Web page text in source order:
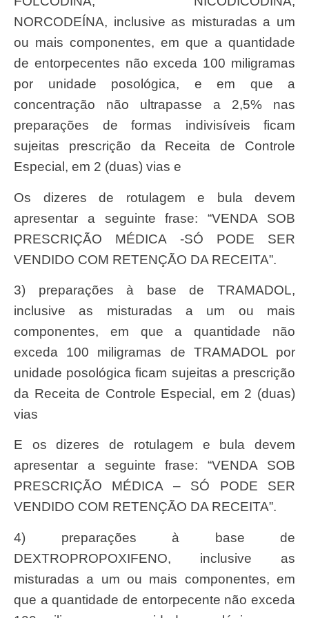
NORCODEÍNA, inclusive as misturadas a um
ou mais componentes, em que a quantidade
de entorpecentes não exceda 100 miligramas
por unidade posológica, e em que a
concentração não ultrapasse a 2,5% nas
preparações de formas indivisíveis ficam
sujeitas prescrição da Receita de Controle
Especial, em 2 (duas) vias e
os dizeres de rotulagem e bula devem
apresentar a seguinte frase: “VENDA SOB
PRESCRIÇÃO MÉDICA -SÓ PODE SER
VENDIDO COM RETENÇÃO DA RECEITA”.
3) preparações à base de TRAMADOL,
inclusive as misturadas a um ou mais
componentes, em que a quantidade não
exceda 100 miligramas de TRAMADOL por
unidade posológica ficam sujeitas a prescrição
da Receita de Controle Especial, em 2 (duas)
vias
e os dizeres de rotulagem e bula devem
apresentar a seguinte frase: “VENDA SOB
PRESCRIÇÃO MÉDICA – SÓ PODE SER
VENDIDO COM RETENÇÃO DA RECEITA”.
4) preparações à base de
DEXTROPROPOXIFENO, inclusive as
misturadas a um ou mais componentes, em
que a quantidade de entorpecente não exceda